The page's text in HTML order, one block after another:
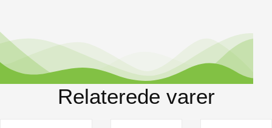
Relaterede varer